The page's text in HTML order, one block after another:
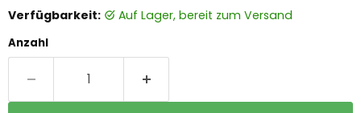
Verfügbarkeit: auf Lager, bereit zum Versand
Anzahl